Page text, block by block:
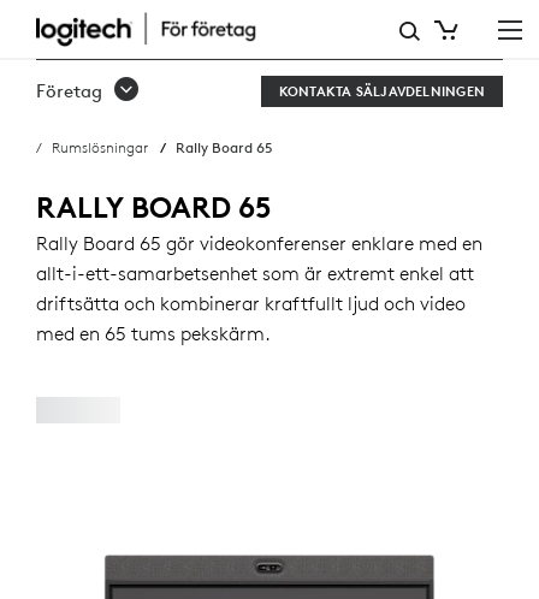
RALLY
BOARD
ALLT-
ETT-
ENHET
FÖR
VIDEOKONFERENSER
Företag KONTAKTA SÄLJAVDELNINGEN
Rumslösningar Rally Board 65
RALLY BOARD 65
Rally Board 65 gör videokonferenser enklare med en
allt-i-ett-samarbetsenhet som är extremt enkel att
driftsätta och kombinerar kraftfullt ljud och video
med en 65 tums pekskärm.